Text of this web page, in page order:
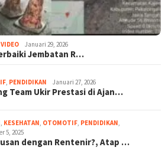
VIDEO Januari 29, 2026
Jembatan R…
, PENDIDIKAN Januari 27, 2026
Team Ukir Prestasi di Ajan…
, KESEHATAN, OTOMOTIF, PENDIDIKAN,
5, 2025
dengan Rentenir?, Atap …